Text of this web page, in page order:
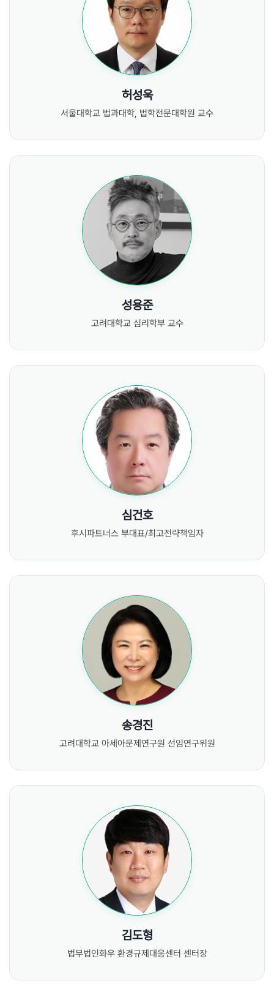
허성욱
서울대학교 법과대학, 법학전문대학원 교수
성용준
고려대학교 심리학부 교수
심건호
후시파트너스 부대표/최고전략책임자
송경진
고려대학교 아세아문제연구원 선임연구위원
김도형
법무법인화우 환경규제대응센터 센터장